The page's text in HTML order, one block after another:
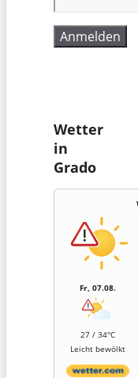
Wetter
in
Grado
Fr, 07.08.
27 / 34°C
Leicht bewölkt